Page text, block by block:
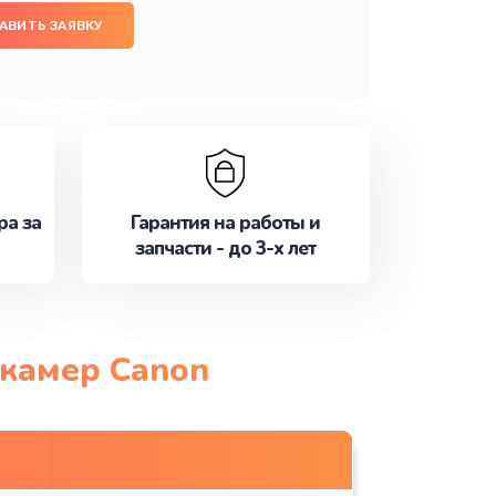
ЗАЯВКУ
за
Гарантия на работы и
запчасти - до 3-х лет
Canon